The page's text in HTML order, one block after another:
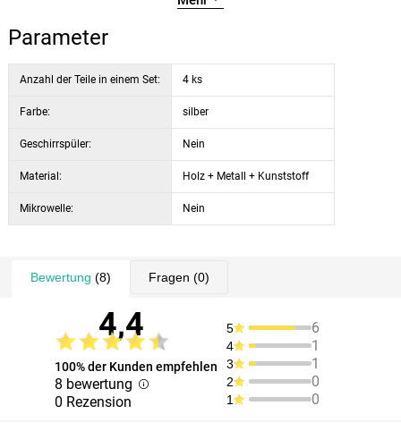
Parameter
Anzahl der Teile in einem Set: 4 ks
Farbe: silber
Geschirrspüler: Nein
Material: Holz + Metall + Kunststoff
Mikrowelle: Nein
Bewertung (8) Fragen (0)
4,4
100% der Kunden empfehlen
8 bewertung
0 Rezension
5 6
4 1
3 1
2 0
1 0